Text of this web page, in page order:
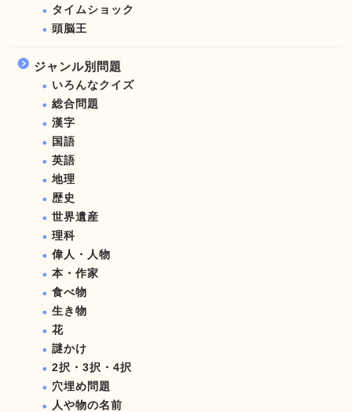
タイムショック
頭脳王
ジャンル別問題
いろんなクイズ
総合問題
漢字
国語
英語
地理
歴史
世界遺産
理科
偉人・人物
本・作家
食べ物
生き物
花
謎かけ
2択・3択・4択
穴埋め問題
人や物の名前